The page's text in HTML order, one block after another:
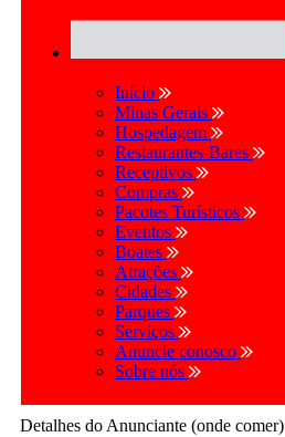
Início
Minas Gerais
Hospedagem
Restaurantes-Bares
Receptivos
Compras
Pacotes Turísticos
Eventos
Boates
Atrações
Cidades
Parques
Serviços
Anuncie conosco
Sobre nós
Detalhes do Anunciante (onde comer)